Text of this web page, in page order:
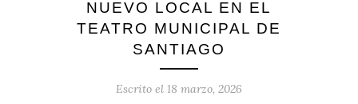
NUEVO LOCAL EN EL
TEATRO MUNICIPAL DE
SANTIAGO
Escrito el 18 marzo, 2026